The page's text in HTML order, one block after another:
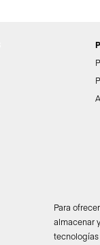
Para
almacenar